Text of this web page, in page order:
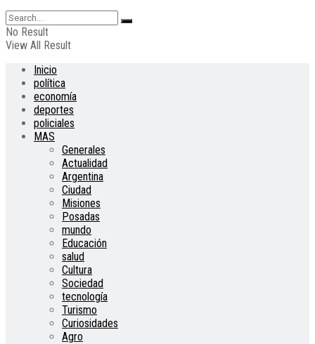
No Result
View All Result
Inicio
política
economía
deportes
policiales
MAS
Generales
Actualidad
Argentina
Ciudad
Misiones
Posadas
mundo
Educación
salud
Cultura
Sociedad
tecnología
Turismo
Curiosidades
Agro